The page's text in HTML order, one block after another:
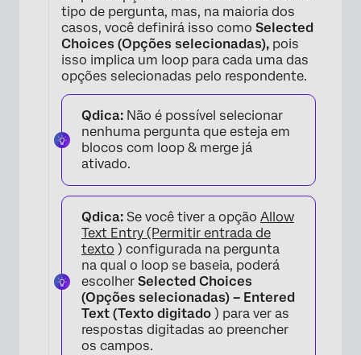
tipo de pergunta, mas, na maioria dos
casos, você definirá isso como Selected
Choices (Opções selecionadas), pois
isso implica um loop para cada uma das
opções selecionadas pelo respondente.
Qdica: Não é possível selecionar
nenhuma pergunta que esteja em
blocos com loop & merge já
ativado.
Qdica: Se você tiver a opção Allow
Text Entry (Permitir entrada de
texto ) configurada na pergunta
na qual o loop se baseia, poderá
escolher Selected Choices
(Opções selecionadas) – Entered
Text (Texto digitado ) para ver as
respostas digitadas ao preencher
os campos.